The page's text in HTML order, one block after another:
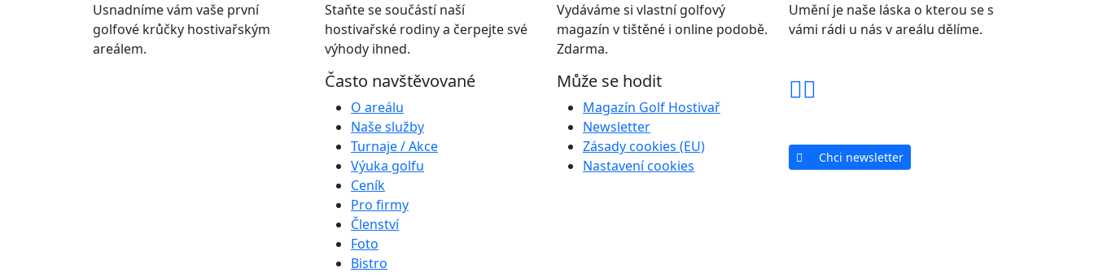
Usnadníme vám vaše první
golfové krůčky hostivařským
areálem.
Staňte se součástí naší
hostivařské rodiny a čerpejte své
výhody ihned.
Vydáváme si vlastní golfový
magazín v tištěné i online podobě.
Zdarma.
Umění je naše láska o kterou se s
vámi rádi u nás v areálu dělíme.
Často navštěvované
O areálu
Naše služby
Turnaje / Akce
Výuka golfu
Ceník
Pro firmy
Členství
Foto
Bistro
Může se hodit
Magazín Golf Hostivař
Newsletter
Zásady cookies (EU)
Nastavení cookies
Chci newsletter